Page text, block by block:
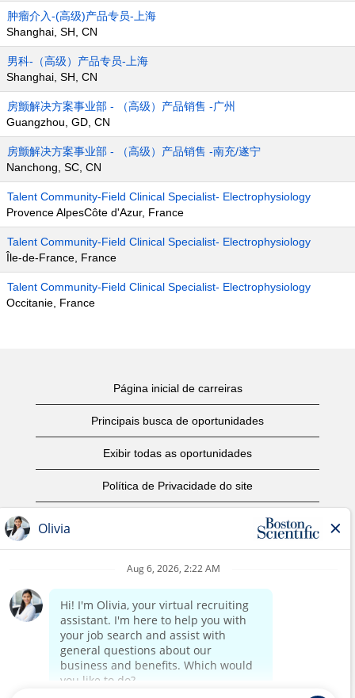
肿瘤介入-(高级)产品专员-上海
Shanghai, SH, CN
男科-（高级）产品专员-上海
Shanghai, SH, CN
房颤解决方案事业部 - （高级）产品销售 -广州
Guangzhou, GD, CN
房颤解决方案事业部 - （高级）产品销售 -南充/遂宁
Nanchong, SC, CN
Talent Community-Field Clinical Specialist- Electrophysiology
Provence AlpesCôte d'Azur, France
Talent Community-Field Clinical Specialist- Electrophysiology
Île-de-France, France
Talent Community-Field Clinical Specialist- Electrophysiology
Occitanie, France
Página inicial de carreiras
Principais busca de oportunidades
Exibir todas as oportunidades
Política de Privacidade do site
Aviso de Direitos Autorais
Página corporativa